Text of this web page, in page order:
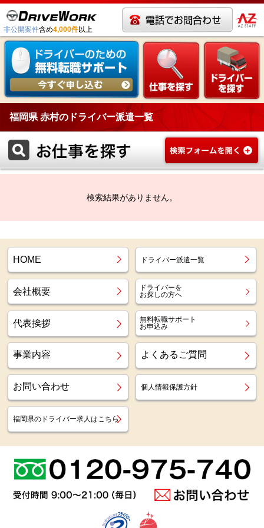
非公開案件含め4,000件以上
福岡県 赤村のドライバー派遣一覧
検索結果がありません。
HOME ドライバー派遣一覧
会社概要
ドライバーを
お探しの方へ
代表挨拶
無料転職サポート
お申込み
事業内容 よくあるご質問
お問い合わせ 個人情報保護方針
福岡県のドライバー求人はこちら